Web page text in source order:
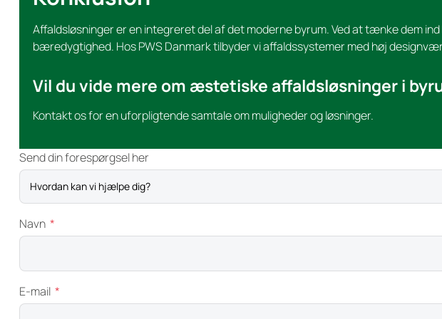
Affaldsløsninger er en integreret del af det moderne byrum. Ved at tænke dem
bæredygtighed. Hos PWS Danmark tilbyder vi affaldssystemer med høj
Vil du vide mere om æstetiske affaldsløsninger i
Kontakt os for en uforpligtende samtale om muligheder og løsninger.
Send din forespørgsel her
Navn
E-mail